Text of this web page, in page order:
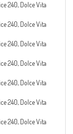
240, Dolce Vita
240, Dolce Vita
240, Dolce Vita
240, Dolce Vita
240, Dolce Vita
240, Dolce Vita
240, Dolce Vita